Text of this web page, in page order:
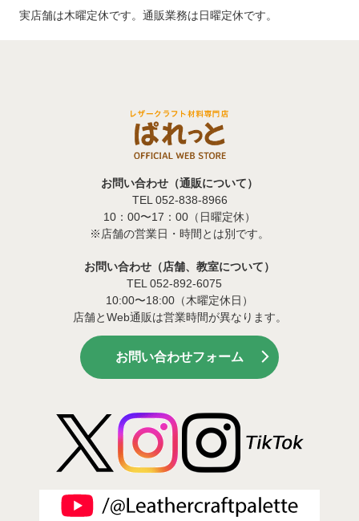
実店舗は木曜定休です。通販業務は日曜定休です。
お問い合わせ（通販について）
TEL 052-838-8966
10：00〜17：00（日曜定休）
※店舗の営業日・時間とは別です。
お問い合わせ（店舗、教室について）
TEL 052-892-6075
10:00〜18:00（木曜定休日）
店舗とWeb通販は営業時間が異なります。
お問い合わせフォーム